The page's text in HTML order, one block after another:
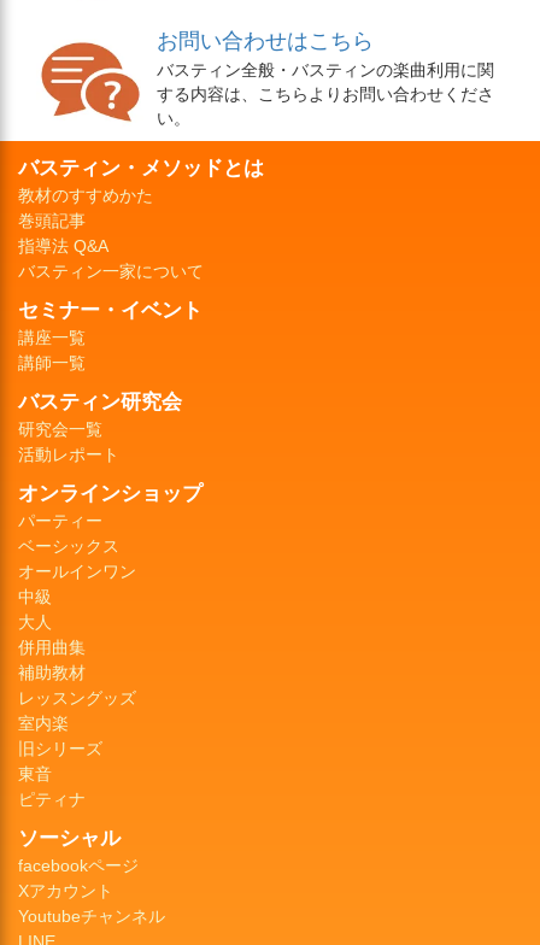
お問い合わせはこちら
バスティン全般・バスティンの楽曲利用に関
する内容は、こちらよりお問い合わせくださ
い。
バスティン・メソッドとは
教材のすすめかた
巻頭記事
指導法 Q&A
バスティン一家について
セミナー・イベント
講座一覧
講師一覧
バスティン研究会
研究会一覧
活動レポート
オンラインショップ
パーティー
ベーシックス
オールインワン
中級
大人
併用曲集
補助教材
レッスングッズ
室内楽
旧シリーズ
東音
ピティナ
ソーシャル
facebookページ
Xアカウント
Youtubeチャンネル